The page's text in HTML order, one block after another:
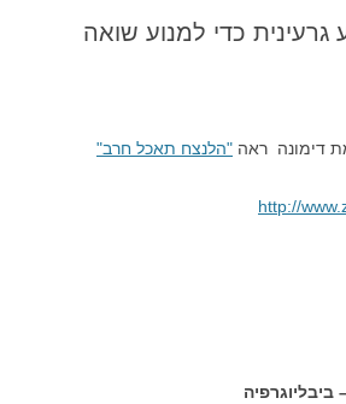
כדי למנוע שואה
דימונה ראה "הלנצח תאכל חרב"
http://